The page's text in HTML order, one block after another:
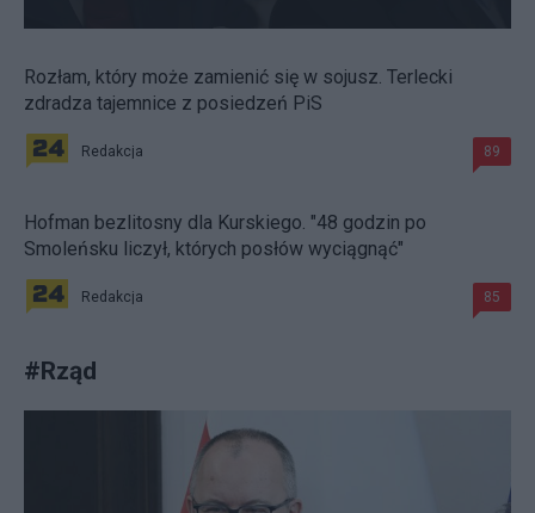
Rozłam, który może zamienić się w sojusz. Terlecki
zdradza tajemnice z posiedzeń PiS
Redakcja 89
Hofman bezlitosny dla Kurskiego. "48 godzin po
Smoleńsku liczył, których posłów wyciągnąć"
Redakcja 85
#Rząd